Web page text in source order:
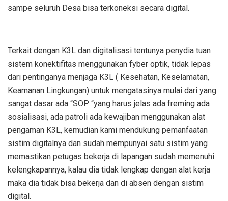
sampe seluruh Desa bisa terkoneksi secara digital.
Terkait dengan K3L dan digitalisasi tentunya penydia tuan
sistem konektifitas menggunakan fyber optik, tidak lepas
dari pentinganya menjaga K3L ( Kesehatan, Keselamatan,
Keamanan Lingkungan) untuk mengatasinya mulai dari yang
sangat dasar ada “SOP “yang harus jelas ada freming ada
sosialisasi, ada patroli ada kewajiban menggunakan alat
pengaman K3L, kemudian kami mendukung pemanfaatan
sistim digitalnya dan sudah mempunyai satu sistim yang
memastikan petugas bekerja di lapangan sudah memenuhi
kelengkapannya, kalau dia tidak lengkap dengan alat kerja
maka dia tidak bisa bekerja dan di absen dengan sistim
digital.